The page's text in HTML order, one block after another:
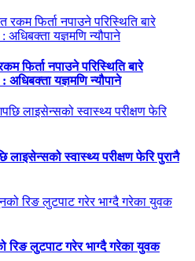
फिर्ता नपाउने परिस्थिति बारे
यज्ञमणि न्यौपाने
लाइसेन्सको स्वास्थ्य परीक्षण फेरि पुरानै
रिङ लुटपाट गरेर भाग्दै गरेका युवक